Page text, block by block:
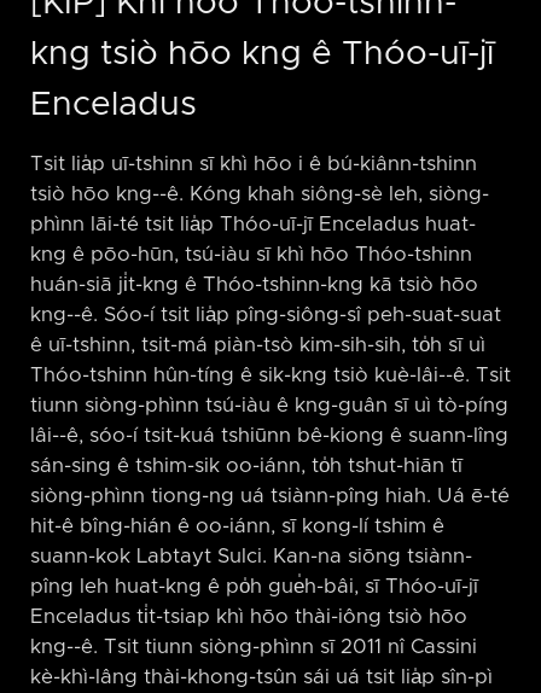
kng tsiò hōo kng ê Thóo-uī-jī
Enceladus
Tsit lia̍p uī-tshinn sī khì hōo i ê bú-kiânn-tshinn
tsiò hōo kng-⁠-ê. Kóng khah siông-sè leh, siòng-
phìnn lāi-té tsit lia̍p Thóo-uī-jī Enceladus huat-
kng ê pōo-hūn, tsú-iàu sī khì hōo Thóo-tshinn
huán-siā ji̍t-kng ê Thóo-tshinn-kng kā tsiò hōo
kng-⁠-ê. Sóo-í tsit lia̍p pîng-siông-sî peh-suat-suat
ê uī-tshinn, tsit-má piàn-tsò kim-sih-sih, to̍h sī uì
Thóo-tshinn hûn-tíng ê sik-kng tsiò kuè-lâi-⁠-ê. Tsit
tiunn siòng-phìnn tsú-iàu ê kng-guân sī uì tò-píng
lâi-⁠-ê, sóo-í tsit-kuá tshiūnn bê-kiong ê suann-lîng
sán-sing ê tshim-sik oo-iánn, to̍h tshut-hiān tī
siòng-phìnn tiong-ng uá tsiànn-pîng hiah. Uá ē-té
hit-ê bîng-hián ê oo-iánn, sī kong-lí tshim ê
suann-kok Labtayt Sulci. Kan-na siōng tsiànn-
pîng leh huat-kng ê po̍h gue̍h-bâi, sī Thóo-uī-jī
Enceladus ti̍t-tsiap khì hōo thài-iông tsiò hōo
kng-⁠-ê. Tsit tiunn siòng-phìnn sī 2011 nî Cassini
kè-khì-lâng thài-khong-tsûn sái uá tsit lia̍p sîn-pì